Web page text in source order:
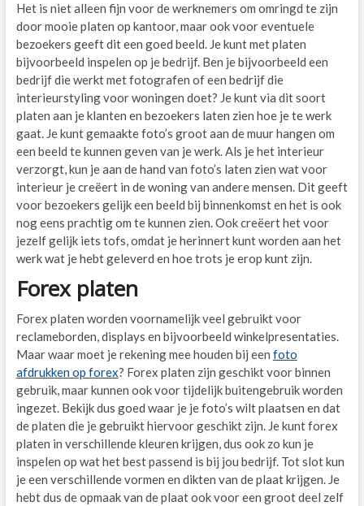
Het is niet alleen fijn voor de werknemers om omringd te zijn
door mooie platen op kantoor, maar ook voor eventuele
bezoekers geeft dit een goed beeld. Je kunt met platen
bijvoorbeeld inspelen op je bedrijf. Ben je bijvoorbeeld een
bedrijf die werkt met fotografen of een bedrijf die
interieurstyling voor woningen doet? Je kunt via dit soort
platen aan je klanten en bezoekers laten zien hoe je te werk
gaat. Je kunt gemaakte foto’s groot aan de muur hangen om
een beeld te kunnen geven van je werk. Als je het interieur
verzorgt, kun je aan de hand van foto’s laten zien wat voor
interieur je creëert in de woning van andere mensen. Dit geeft
voor bezoekers gelijk een beeld bij binnenkomst en het is ook
nog eens prachtig om te kunnen zien. Ook creëert het voor
jezelf gelijk iets tofs, omdat je herinnert kunt worden aan het
werk wat je hebt geleverd en hoe trots je erop kunt zijn.
Forex platen
Forex platen worden voornamelijk veel gebruikt voor
reclameborden, displays en bijvoorbeeld winkelpresentaties.
Maar waar moet je rekening mee houden bij een foto
afdrukken op forex? Forex platen zijn geschikt voor binnen
gebruik, maar kunnen ook voor tijdelijk buitengebruik worden
ingezet. Bekijk dus goed waar je je foto’s wilt plaatsen en dat
de platen die je gebruikt hiervoor geschikt zijn. Je kunt forex
platen in verschillende kleuren krijgen, dus ook zo kun je
inspelen op wat het best passend is bij jou bedrijf. Tot slot kun
je een verschillende vormen en dikten van de plaat krijgen. Je
hebt dus de opmaak van de plaat ook voor een groot deel zelf